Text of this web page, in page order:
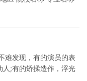
难发现，有的演员的表
人;有的矫揉造作，浮光